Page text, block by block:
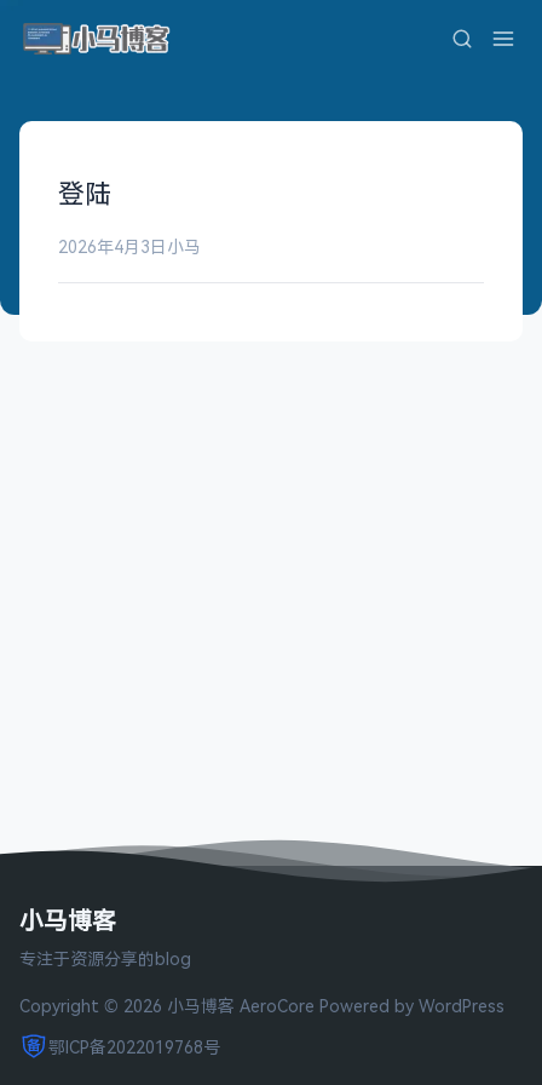
登陆
2026年4月3日 小马
小马博客
专注于资源分享的blog
Copyright © 2026 小马博客 AeroCore Powered by WordPress
鄂ICP备2022019768号